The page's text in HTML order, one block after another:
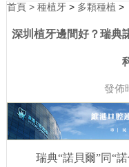
首頁 > 種植牙> 多顆種植 >
深圳植牙邊間好？瑞典
發佈
瑞典“諾貝爾”同“